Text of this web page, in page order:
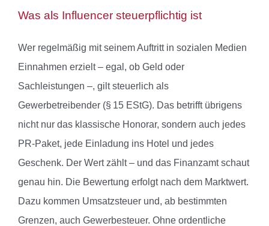
Was als Influencer steuerpflichtig ist
Wer regelmäßig mit seinem Auftritt in sozialen Medien
Einnahmen erzielt – egal, ob Geld oder
Sachleistungen –, gilt steuerlich als
Gewerbetreibender (§ 15 EStG). Das betrifft übrigens
nicht nur das klassische Honorar, sondern auch jedes
PR-Paket, jede Einladung ins Hotel und jedes
Geschenk. Der Wert zählt – und das Finanzamt schaut
genau hin. Die Bewertung erfolgt nach dem Marktwert.
Dazu kommen Umsatzsteuer und, ab bestimmten
Grenzen, auch Gewerbesteuer. Ohne ordentliche